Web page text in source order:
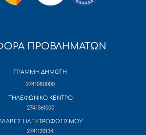
ΠΡΟΒΛΗΜΑΤΩΝ
ΓΡΑΜΜΗ ΔΗΜΟΤΗ
2741080000
ΤΗΛΕΦΩΝΙΚΟ ΚΕΝΤΡΟ
2741361000
ΗΛΕΚΤΡΟΦΩΤΙΣΜΟΥ
2741120134